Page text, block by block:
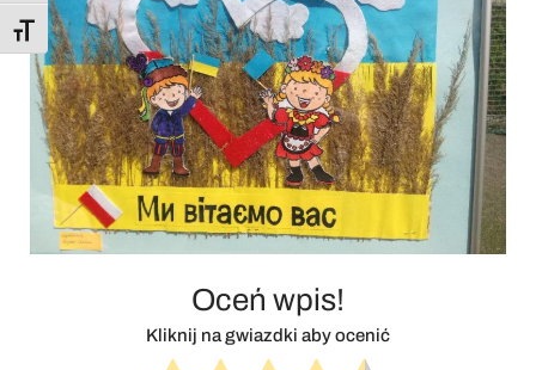
Toggle Font size
Oceń wpis!
Kliknij na gwiazdki aby ocenić